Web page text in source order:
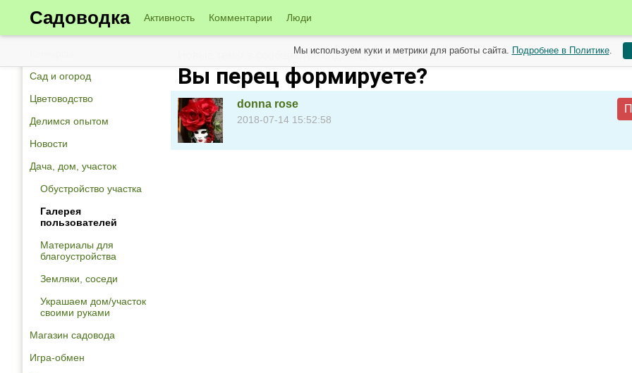
Садоводка Активность Комментарии Люди
Сад и огород
Цветоводство
Делимся опытом
Новости
Дача, дом, участок
Обустройство участка
Галерея
пользователей
Материалы для
благоустройства
Земляки, соседи
Украшаем дом/участок
своими руками
Магазин садовода
Игра-обмен
Новые темы в сообществе садоводов от 16 июля
Вы перец формируете?
donna rose
2018-07-14 15:52:58
Мы используем куки и метрики для работы сайта. Подробнее в Политике.